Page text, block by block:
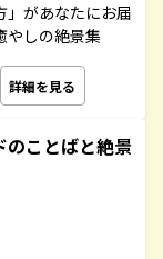
」があなたにお届
やしの絶景集
詳細を見る
ことばと絶景